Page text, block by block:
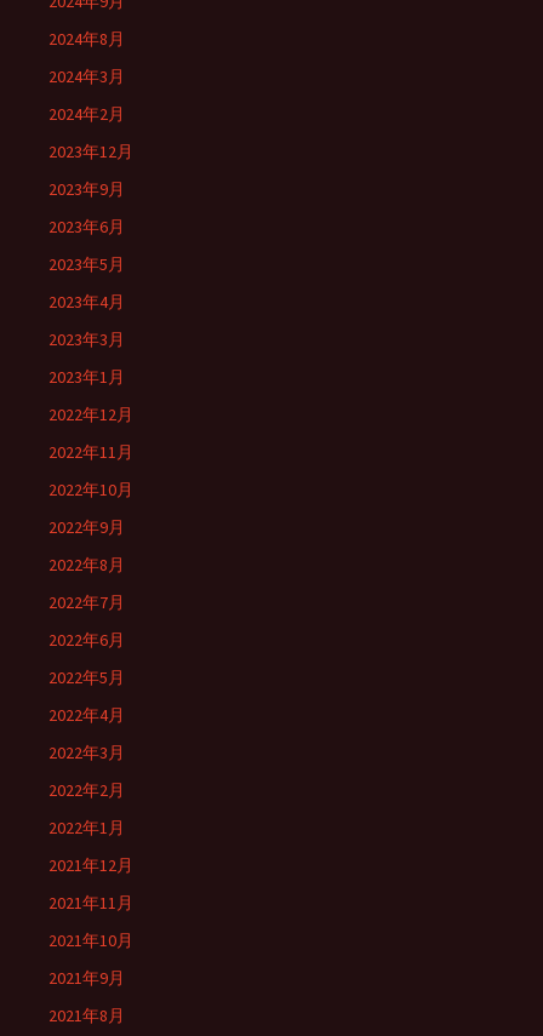
2024年8月
2024年3月
2024年2月
2023年12月
2023年9月
2023年6月
2023年5月
2023年4月
2023年3月
2023年1月
2022年12月
2022年11月
2022年10月
2022年9月
2022年8月
2022年7月
2022年6月
2022年5月
2022年4月
2022年3月
2022年2月
2022年1月
2021年12月
2021年11月
2021年10月
2021年9月
2021年8月